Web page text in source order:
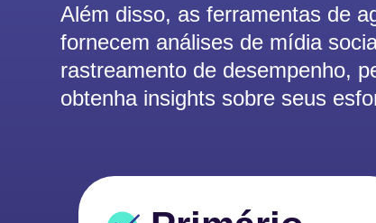
Além disso, as ferramentas de
fornecem análises de mídia
rastreamento de desempenho,
obtenha insights sobre seus